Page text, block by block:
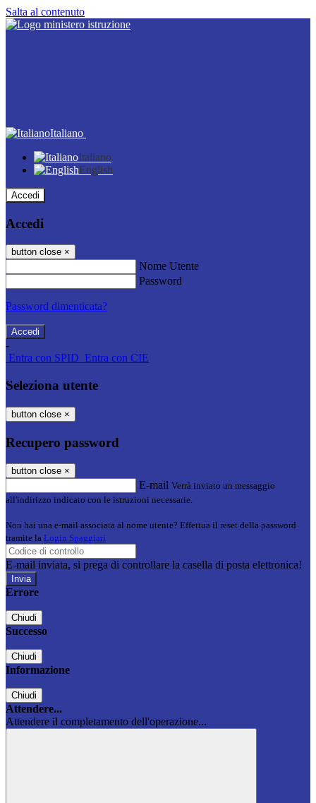
Salta al contenuto
Italiano
Italiano
English
Accedi
Accedi
button close ×
Nome Utente
Password
Password dimenticata?
-
Entra con SPID Entra con CIE
Seleziona utente
button close ×
Recupero password
button close ×
E-mail Verrà inviato un messaggio
all'indirizzo indicato con le istruzioni necessarie.
Non hai una e-mail associata al nome utente? Effettua il reset della password
tramite la Login Spaggiari
E-mail inviata, si prega di controllare la casella di posta elettronica!
Errore
Chiudi
Successo
Chiudi
Informazione
Chiudi
Attendere...
Attendere il completamento dell'operazione...